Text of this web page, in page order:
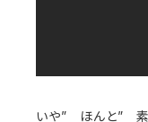
いや” ほんと” 素